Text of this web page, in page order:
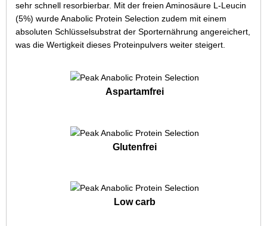
sehr schnell resorbierbar. Mit der freien Aminosäure L-Leucin
(5%) wurde Anabolic Protein Selection zudem mit einem
absoluten Schlüsselsubstrat der Sporternährung angereichert,
was die Wertigkeit dieses Proteinpulvers weiter steigert.
Aspartamfrei
Glutenfrei
Low carb